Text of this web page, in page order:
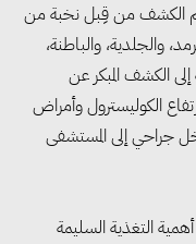
الكشف من قِبل نخبة من
والجلدية، والباطنة،
إلى الكشف المبكر عن
الكوليسترول وأمراض
جراحي إلى المستشفى
التغذية السليمة